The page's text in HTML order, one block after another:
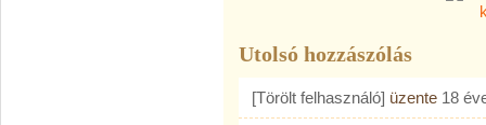
Utolsó hozzászólás
[Törölt felhasználó] üzente 18